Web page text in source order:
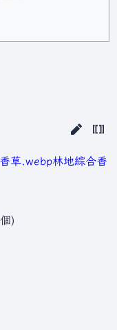
草.webp林地綜合香
)